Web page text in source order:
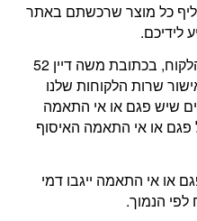
כל מוצר שרכשתם באתר
החזרת המוצר תעשה על ידי הלקוח, בכתובת משה דיין 52
שרות הלקוחות שלנו
שיש פגם או אי התאמה
או אי התאמה האיסוף
או אי התאמה ייגבו דמי